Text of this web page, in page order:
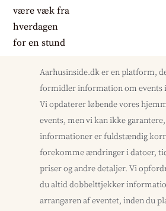
Aarhusinside.dk er en platform,
formidler information om events
Vi opdaterer løbende vores
events, men vi kan ikke
informationer er fuldstændig
forekomme ændringer i datoer,
priser og andre detaljer. Vi
du altid dobbelttjekker
arrangøren af eventet, inden du